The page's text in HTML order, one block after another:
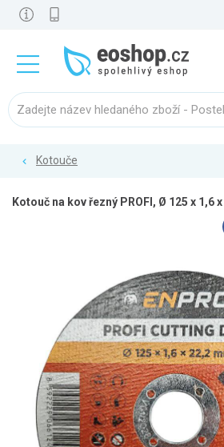
Kotouče
Kotouč na kov řezný PROFI, Ø 125 x 1,6